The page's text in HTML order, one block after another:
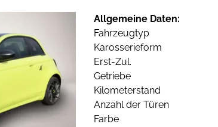
Allgemeine Daten:
Fahrzeugtyp
Karosserieform
Erst-Zul.
Getriebe
Kilometerstand
Anzahl der Türen
Farbe